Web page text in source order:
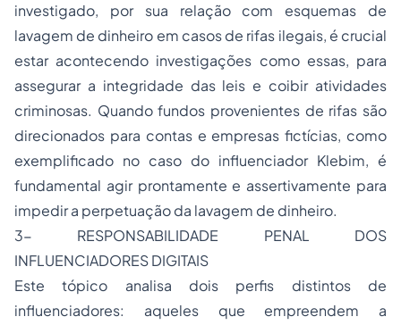
investigado, por sua relação com esquemas de
lavagem de dinheiro em casos de rifas ilegais, é crucial
estar acontecendo investigações como essas, para
assegurar a integridade das leis e coibir atividades
criminosas. Quando fundos provenientes de rifas são
direcionados para contas e empresas fictícias, como
exemplificado no caso do influenciador Klebim, é
fundamental agir prontamente e assertivamente para
impedir a perpetuação da lavagem de dinheiro.
3- RESPONSABILIDADE PENAL DOS
INFLUENCIADORES DIGITAIS
Este tópico analisa dois perfis distintos de
influenciadores: aqueles que empreendem a